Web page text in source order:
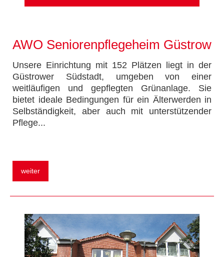
AWO Seniorenpflegeheim Güstrow
Unsere Einrichtung mit 152 Plätzen liegt in der
Güstrower Südstadt, umgeben von einer
weitläufigen und gepflegten Grünanlage. Sie
bietet ideale Bedingungen für ein Älterwerden in
Selbständigkeit, aber auch mit unterstützender
Pflege...
weiter